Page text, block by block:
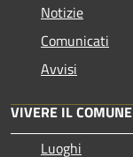
Notizie
Comunicati
Avvisi
VIVERE IL COMUNE
Luoghi